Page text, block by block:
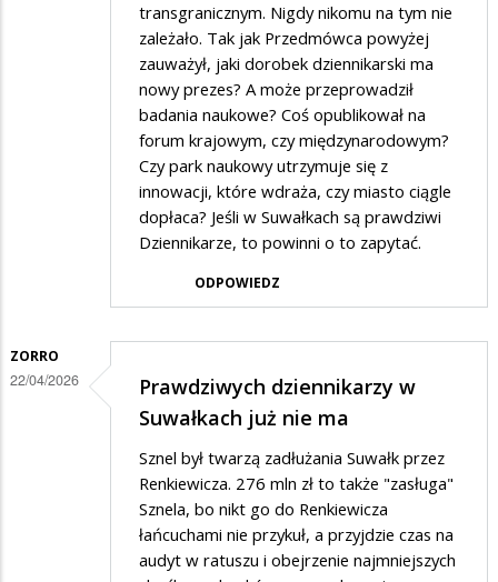
transgranicznym. Nigdy nikomu na tym nie
zależało. Tak jak Przedmówca powyżej
zauważył, jaki dorobek dziennikarski ma
nowy prezes? A może przeprowadził
badania naukowe? Coś opublikował na
forum krajowym, czy międzynarodowym?
Czy park naukowy utrzymuje się z
innowacji, które wdraża, czy miasto ciągle
dopłaca? Jeśli w Suwałkach są prawdziwi
Dziennikarze, to powinni o to zapytać.
ODPOWIEDZ
ZORRO
22/04/2026
Prawdziwych dziennikarzy w
Suwałkach już nie ma
Sznel był twarzą zadłużania Suwałk przez
Renkiewicza. 276 mln zł to także "zasługa"
Sznela, bo nikt go do Renkiewicza
łańcuchami nie przykuł, a przyjdzie czas na
audyt w ratuszu i obejrzenie najmniejszych